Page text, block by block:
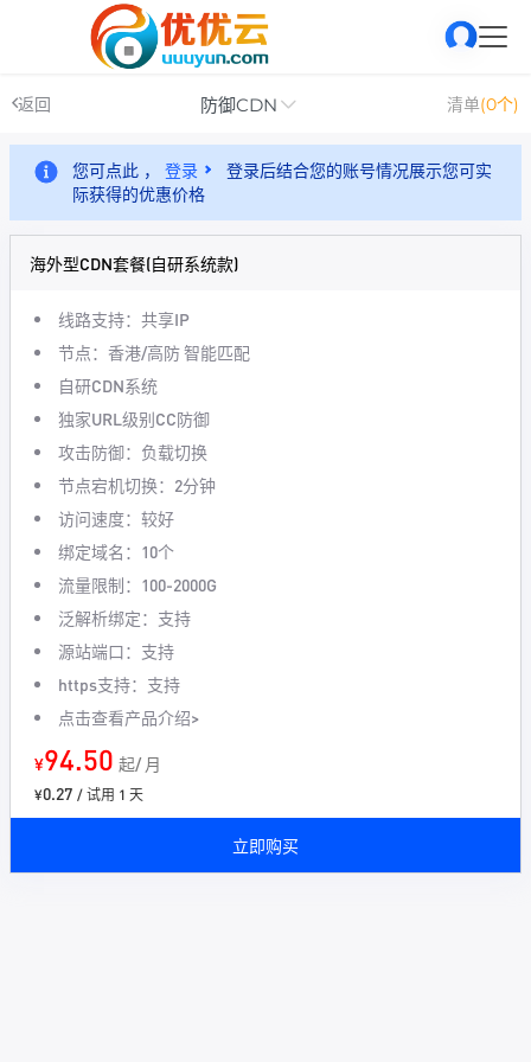
返回 防御CDN 清单(0个)
您可点此 ， 登录
登录后结合您的账号情况展示您可实
际获得的优惠价格
海外型CDN套餐(自研系统款)
线路支持：共享IP
节点：香港/高防 智能匹配
自研CDN系统
独家URL级别CC防御
攻击防御：负载切换
节点宕机切换：2分钟
访问速度：较好
绑定域名：10个
流量限制：100-2000G
泛解析绑定：支持
源站端口：支持
https支持：支持
点击查看产品介绍>
¥94.50 起/ 月
¥0.27 / 试用 1 天
立即购买